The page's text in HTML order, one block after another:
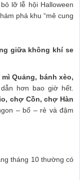
lỡ lễ hội Halloween
phá khu “mê cung
giữa không khí se
mì Quảng, bánh xèo,
hơn bao giờ hết.
chợ Cồn, chợ Hàn
– bổ – rẻ và đậm
tháng 10 thường có